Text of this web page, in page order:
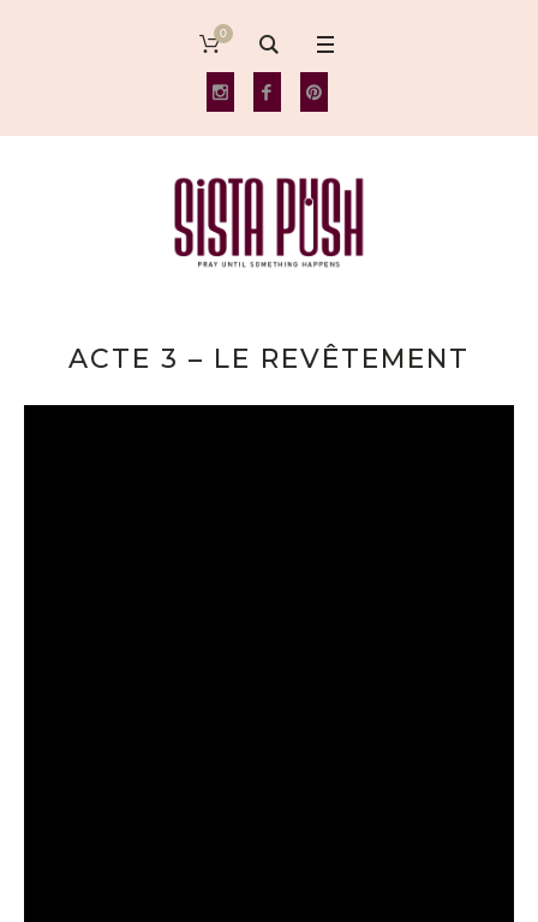
0
ACTE 3 – LE REVÊTEMENT